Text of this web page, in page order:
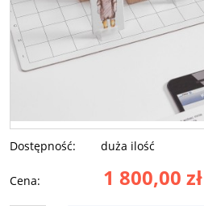
Dostępność: duża ilość
Cena: 1 800,00 zł